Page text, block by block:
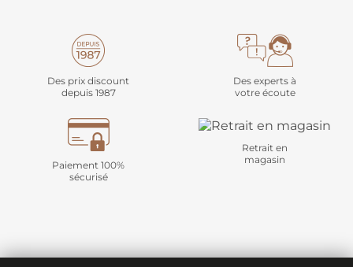
Des prix discount
depuis 1987
Des experts à
votre écoute
Paiement 100%
sécurisé
Retrait en
magasin